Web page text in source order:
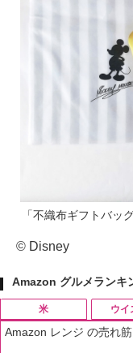
「不織布ギフトバッ
© Disney
Amazon グルメランキ
米 ウイ
Amazon レンジ の売れ